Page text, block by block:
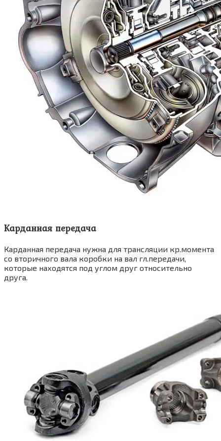
Карданная передача
Карданная передача нужна для трансляции кр.момента
со вторичного вала коробки на вал гл.передачи,
которые находятся под углом друг относительно
друга.